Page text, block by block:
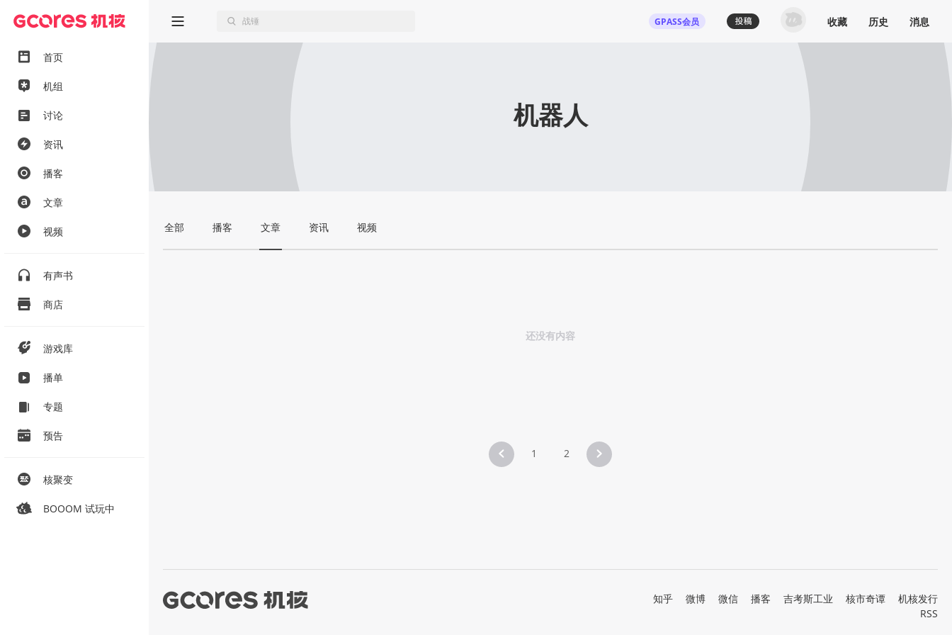
首页
机组
讨论
资讯
播客
文章
视频
有声书
商店
游戏库
播单
专题
预告
核聚变
BOOOM 试玩中
GPASS会员 收藏 历史 消息
机器人
全部 播客 文章 资讯 视频
还没有内容
1 2
知乎 微博 微信 播客 吉考斯工业 核市奇谭
机核发行
RSS